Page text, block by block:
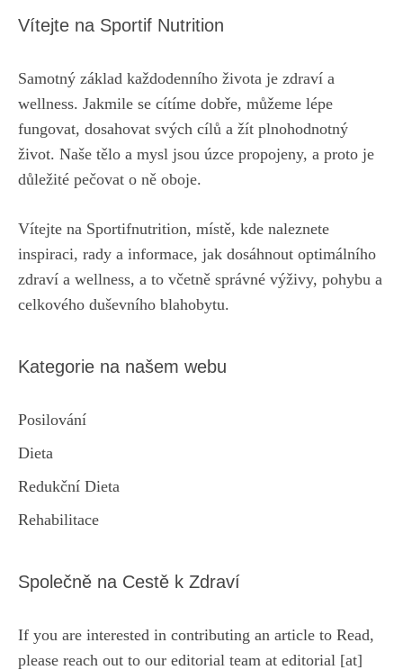
Vítejte na Sportif Nutrition
Samotný základ každodenního života je zdraví a
wellness. Jakmile se cítíme dobře, můžeme lépe
fungovat, dosahovat svých cílů a žít plnohodnotný
život. Naše tělo a mysl jsou úzce propojeny, a proto je
důležité pečovat o ně oboje.
Vítejte na Sportifnutrition, místě, kde naleznete
inspiraci, rady a informace, jak dosáhnout optimálního
zdraví a wellness, a to včetně správné výživy, pohybu a
celkového duševního blahobytu.
Kategorie na našem webu
Posilování
Dieta
Redukční Dieta
Rehabilitace
Společně na Cestě k Zdraví
If you are interested in contributing an article to Read,
please reach out to our editorial team at editorial [at]